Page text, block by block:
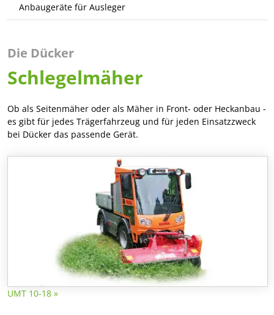
Anbaugeräte für Ausleger
Die Dücker
Schlegelmäher
Ob als Seitenmäher oder als Mäher in Front- oder Heckanbau -
es gibt für jedes Trägerfahrzeug und für jeden Einsatzzweck
bei Dücker das passende Gerät.
UMT 10-18 »